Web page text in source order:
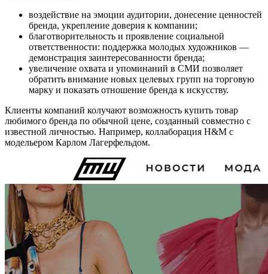
воздействие на эмоции аудитории, донесение ценностей
бренда, укрепление доверия к компании;
благотворительность и проявление социальной
ответственности: поддержка молодых художников —
демонстрация заинтересованности бренда;
увеличение охвата и упоминаний в СМИ позволяет
обратить внимание новых целевых групп на торговую
марку и показать отношение бренда к искусству.
Клиенты компаний колучают возможность купить товар
любимого бренда по обычной цене, созданный совместно с
известной личностью. Например, коллаборация H&M с
модельером Карлом Лагерфельдом.